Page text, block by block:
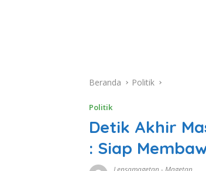
Beranda Politik
Politik
Detik Akhir
: Siap